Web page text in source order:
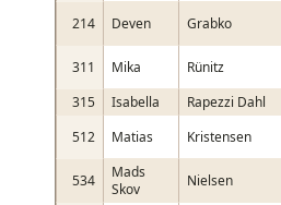
214
Deven Grabko
311 Mika Rünitz
315
Isabella Rapezzi Dahl
512
Matias Kristensen
534
Mads
Skov
Nielsen